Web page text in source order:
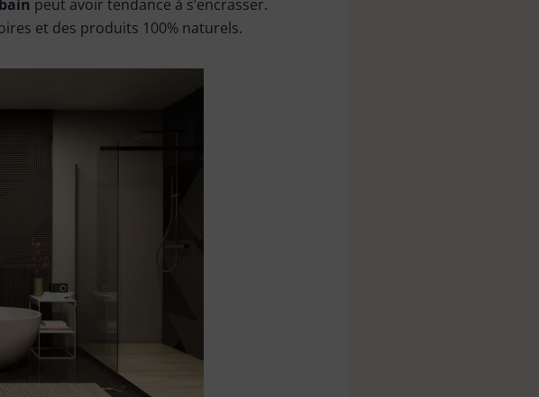
peut avoir tendance à s’encrasser.
et des produits 100% naturels.